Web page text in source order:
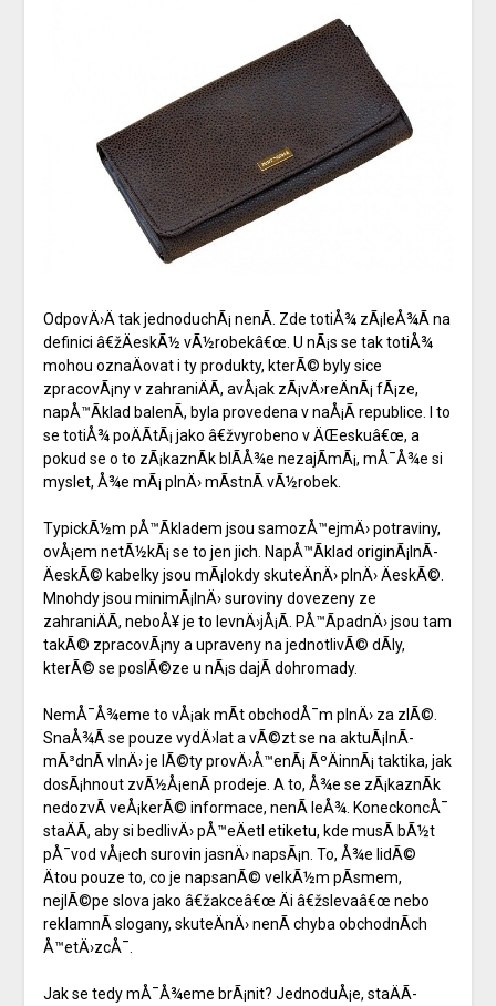
OdpovÄ›Ä tak jednoduchÃ¡ nenÃ­. Zde totiÅ¾ zÃ¡leÅ¾Ã­ na
definici â€žÄeskÃ½ vÃ½robekâ€œ. U nÃ¡s se tak totiÅ¾
mohou oznaÄovat i ty produkty, kterÃ© byly sice
zpracovÃ¡ny v zahraniÄÃ­, avÅ¡ak zÃ¡vÄ›reÄnÃ¡ fÃ¡ze,
napÅ™Ã­klad balenÃ­, byla provedena v naÅ¡Ã­ republice. I to
se totiÅ¾ poÄÃ­tÃ¡ jako â€žvyrobeno v ÄŒeskuâ€œ, a
pokud se o to zÃ¡kaznÃ­k blÃ­Å¾e nezajÃ­mÃ¡, mÅ¯Å¾e si
myslet, Å¾e mÃ¡ plnÄ› mÃ­stnÃ­ vÃ½robek.
TypickÃ½m pÅ™Ã­kladem jsou samozÅ™ejmÄ› potraviny,
ovÅ¡em netÃ½kÃ¡ se to jen jich. NapÅ™Ã­klad originÃ¡lnÃ­
ÄeskÃ© kabelkyjsou mÃ¡lokdy skuteÄnÄ› plnÄ› ÄeskÃ©.
Mnohdy jsou minimÃ¡lnÄ› suroviny dovezeny ze
zahraniÄÃ­, neboÅ¥ je to levnÄ›jÅ¡Ã­. PÅ™Ã­padnÄ› jsou tam
takÃ© zpracovÃ¡ny a upraveny na jednotlivÃ© dÃ­ly,
kterÃ© se poslÃ©ze u nÃ¡s dajÃ­ dohromady.
NemÅ¯Å¾eme to vÅ¡ak mÃ­t obchodÅ¯m plnÄ› za zlÃ©.
SnaÅ¾Ã­ se pouze vydÄ›lat a vÃ©zt se na aktuÃ¡lnÃ­
mÃ³dnÃ­ vlnÄ› je lÃ©ty provÄ›Å™enÃ¡ ÃºÄinnÃ¡ taktika, jak
dosÃ¡hnout zvÃ½Å¡enÃ­ prodeje. A to, Å¾e se zÃ¡kaznÃ­k
nedozvÃ­ veÅ¡kerÃ© informace, nenÃ­ leÅ¾. KoneckoncÅ¯
staÄÃ­, aby si bedlivÄ› pÅ™eÄetl etiketu, kde musÃ­ bÃ½t
pÅ¯vod vÅ¡ech surovin jasnÄ› napsÃ¡n. To, Å¾e lidÃ©
Ätou pouze to, co je napsanÃ© velkÃ½m pÃ­smem,
nejlÃ©pe slova jako â€žakceâ€œ Äi â€žslevaâ€œ nebo
reklamnÃ­ slogany, skuteÄnÄ› nenÃ­ chyba obchodnÃ­ch
Å™etÄ›zcÅ¯.
Jak se tedy mÅ¯Å¾eme brÃ¡nit? JednoduÅ¡e, staÄÃ­